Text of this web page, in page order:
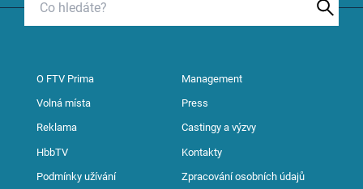
O FTV Prima Management
Volná místa Press
Reklama Castingy a výzvy
HbbTV Kontakty
Podmínky užívání Zpracování osobních údajů